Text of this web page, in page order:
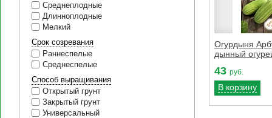
Среднеплодные
Длинноплодные
Мелкий
Срок созревания
Раннеспелые
Среднеспелые
Способ выращивания
Открытый грунт
Закрытый грунт
Универсальный
Огурдыня
дынный
43 руб.
В корзину